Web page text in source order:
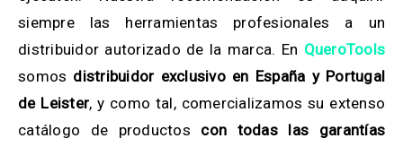
siempre las herramientas profesionales a un
distribuidor autorizado de la marca. En QueroTools
somos distribuidor exclusivo en España y Portugal
de Leister, y como tal, comercializamos su extenso
catálogo de productos con todas las garantías